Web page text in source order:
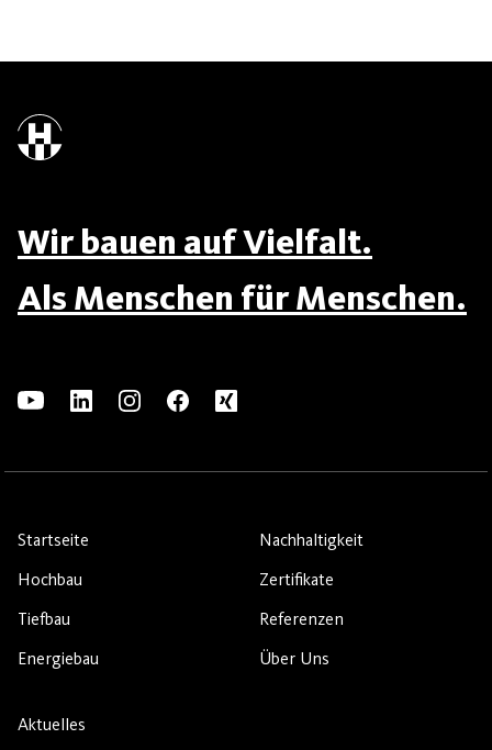
Wir bauen auf Vielfalt.
Als Menschen für Menschen.
Startseite
Hochbau
Tiefbau
Energiebau
Nachhaltigkeit
Zertifikate
Referenzen
Über Uns
Aktuelles